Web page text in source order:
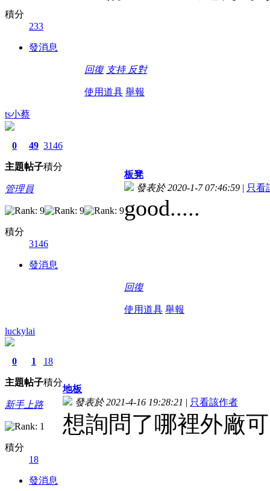
積分
233
發消息
回復 支持 反對
使用道具 舉報
ts小蔡
0
主題
49
帖子
3146
積分
管理員
積分
3146
發消息
板凳
發表於 2020-1-7 07:46:59 | 只看
good.....
回復
使用道具 舉報
luckylai
0
主題
1
帖子
18
積分
新手上路
積分
18
發消息
地板
發表於 2021-4-16 19:28:21 | 只看該作者
想詢問了哪裡外廠